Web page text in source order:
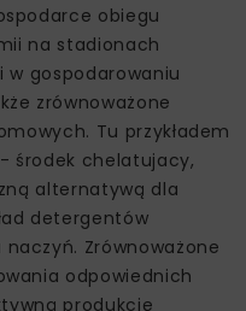
obiegu
na stadionach
w gospodarowaniu
zrównoważone
Tu przykładem
środek chelatujacy,
alternatywą dla
detergentów
Zrównoważone
odpowiednich
produkcję